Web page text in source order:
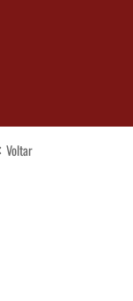
Voltar